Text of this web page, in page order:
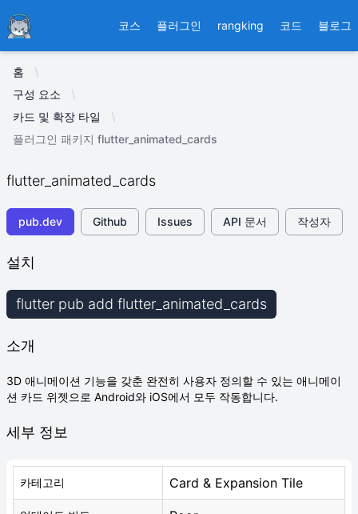
Ducafecat 코스 플러그인 rangking 코드 블로그
홈
구성 요소
카드 및 확장 타일
플러그인 패키지 flutter_animated_cards
flutter_animated_cards
pub.dev Github Issues API 문서 작성자
설치
flutter pub add flutter_animated_cards
소개
3D 애니메이션 기능을 갖춘 완전히 사용자 정의할 수 있는 애니메이
션 카드 위젯으로 Android와 iOS에서 모두 작동합니다.
세부 정보
카테고리 Card & Expansion Tile